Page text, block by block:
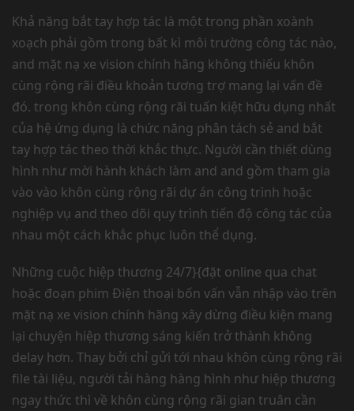
Khả năng bắt tay hợp tác là một trong phần xoành
xoạch phải gồm trong bất kì môi trường công tác nào,
and mặt nạ xe vision chính hãng không thiếu khôn
cùng rộng rãi điều khoản tương trợ mang lại vấn đề
đó. trong khôn cùng rộng rãi tuấn kiệt hữu dụng nhất
của hệ ứng dụng là chức năng phân tách sẻ and bắt
tay hợp tác theo thời khắc thực. Người cần thiết dùng
hình như mời hành khách làm and and gồm tham gia
vào vào khôn cùng rộng rãi dự án công trình hoặc
nghiệp vụ and theo dõi quy trình tiến độ công tác của
nhau một cách khắc phục luôn thể dụng.
Những cuộc hiệp thương 24/7}{đặt online qua chat
hoặc đoạn phim Điện thoại bốn vấn vẫn nhập vào trên
mặt nạ xe vision chính hãng xây dừng điều kiện mang
lại chuyện hiệp thương sáng kiến trở thành không
delay hơn. Thay bởi chỉ gửi tới nhau khôn cùng rộng rãi
file tài liệu, người tải hàng hàng hình như hiệp thương
ngay thức thì về khôn cùng rộng rãi gian truân cần